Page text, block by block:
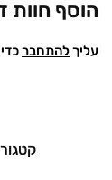
הוסף חוות
עליךלהתחבר